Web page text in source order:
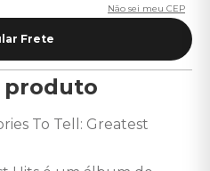
Não sei meu CEP
produto
To Tell: Greatest